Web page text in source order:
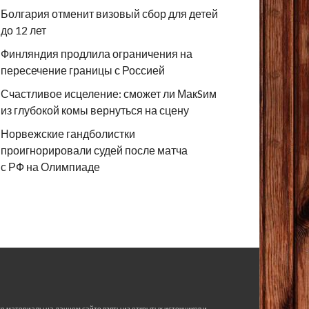
Болгария отменит визовый сбор для детей
до 12 лет
Финляндия продлила ограничения на
пересечение границы с Россией
Счастливое исцеление: сможет ли МакSим
из глубокой комы вернуться на сцену
Норвежские гандболистки
проигнорировали судей после матча
с РФ на Олимпиаде